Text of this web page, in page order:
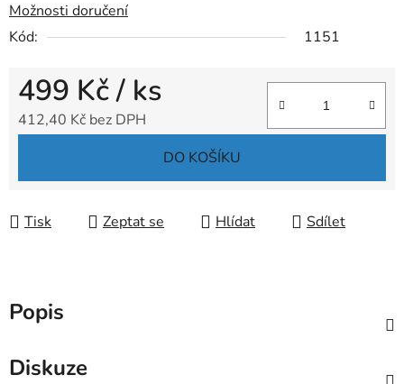
Možnosti doručení
Kód:
1151
499 Kč/ ks
412,40 Kč bez DPH
DO KOŠÍKU
Tisk Zeptat se Hlídat Sdílet
Popis
Diskuze